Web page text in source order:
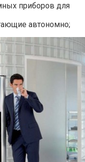
приборов для
автономно;